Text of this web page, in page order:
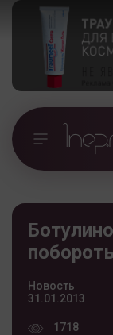
Новость
31.01.2013
1718